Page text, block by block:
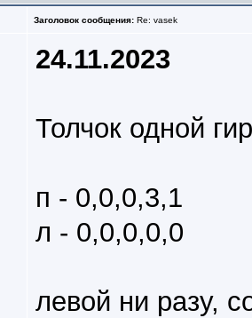
Заголовок сообщения: Re: vasek
24.11.2023
Толчок одной
п - 0,0,0,3,1
л - 0,0,0,0,0
левой ни разу,